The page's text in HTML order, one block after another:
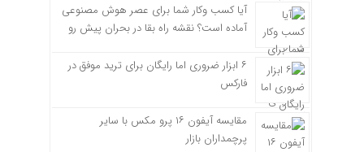
آیا کسب وکار شما برای عصر هوش مصنوعی
آماده است؟ نقشه راه بقا در بحران پیش رو
۶ ابزار ضروری اما رایگان برای ترید موفق در
فارکس
مقایسه آیفون ۱۶ پرو مکس با سایر
پرچمداران بازار